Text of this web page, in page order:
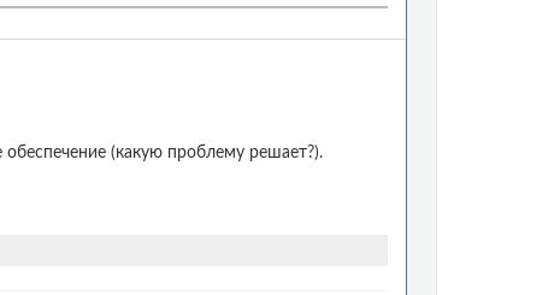
(какую проблему решает?).